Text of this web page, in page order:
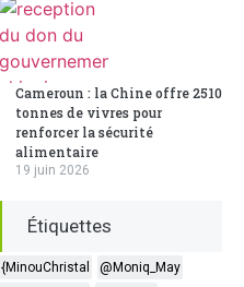
Cameroun : la Chine offre 2510
tonnes de vivres pour
renforcer la sécurité
alimentaire
19 juin 2026
Étiquettes
{MinouChristal
@Moniq_May